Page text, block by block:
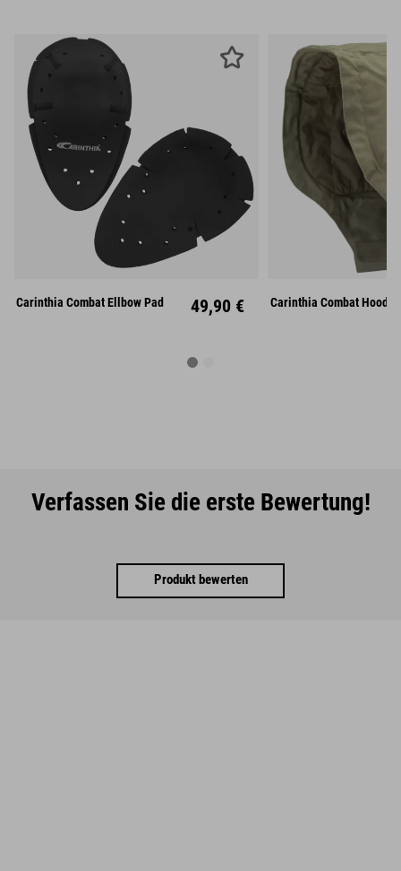
Carinthia Combat Ellbow Pad 49,90 € Carinthia Combat Hood -
Verfassen Sie die erste Bewertung!
Produkt bewerten